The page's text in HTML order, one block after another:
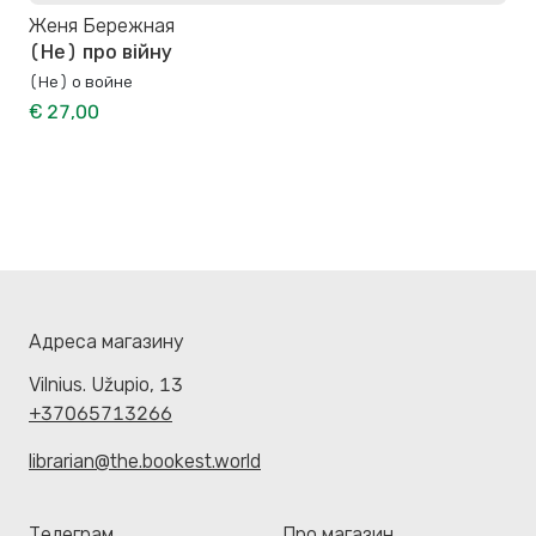
Женя Бережная
(Не) про війну
(Не) о войне
€ 27,00
Адреса магазину
Vilnius. Užupio, 13
+37065713266
librarian@the.bookest.world